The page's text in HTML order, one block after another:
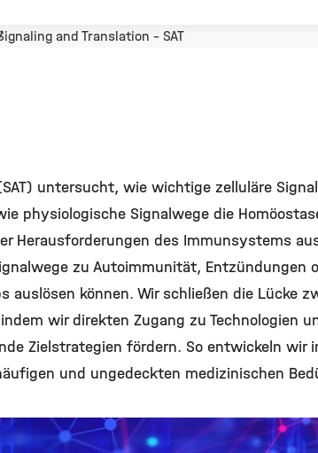
and Translation - SAT
untersucht, wie wichtige zelluläre
physiologische Signalwege die
Herausforderungen des Immunsystems
zu Autoimmunität, Entzündungen
auslösen können. Wir schließen die Lücke
wir direkten Zugang zu Technologien
Zielstrategien fördern. So entwickeln wir
und ungedeckten medizinischen